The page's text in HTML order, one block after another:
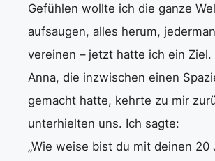
Gefühlen wollte ich die ganze
aufsaugen, alles herum,
vereinen – jetzt hatte ich ein Ziel.
Anna, die inzwischen einen
gemacht hatte, kehrte zu mir
unterhielten uns. Ich sagte:
„Wie weise bist du mit deinen 20